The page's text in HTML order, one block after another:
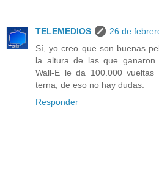
TELEMEDIOS
26 de
Sí, yo creo que son buenas
la altura de las que ganaron
Wall-E le da 100.000
terna, de eso no hay dudas.
Responder